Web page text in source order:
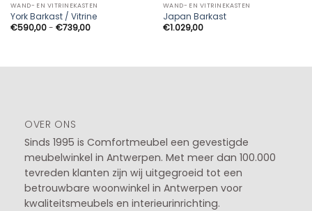
WAND- EN VITRINEKASTEN
York Barkast / Vitrine
€590,00- €739,00Prijsklasse:
€590,00
WAND- EN VITRINEKASTEN
Japan Barkast
€1.029,00
OVER ONS
Sinds 1995 is Comfortmeubel een gevestigde
meubelwinkel in Antwerpen. Met meer dan 100.000
tevreden klanten zijn wij uitgegroeid tot een
betrouwbare woonwinkel in Antwerpen voor
kwaliteitsmeubels en interieurinrichting.